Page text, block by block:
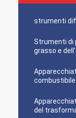
strumenti
Strumenti di
grasso e
combustibile
del